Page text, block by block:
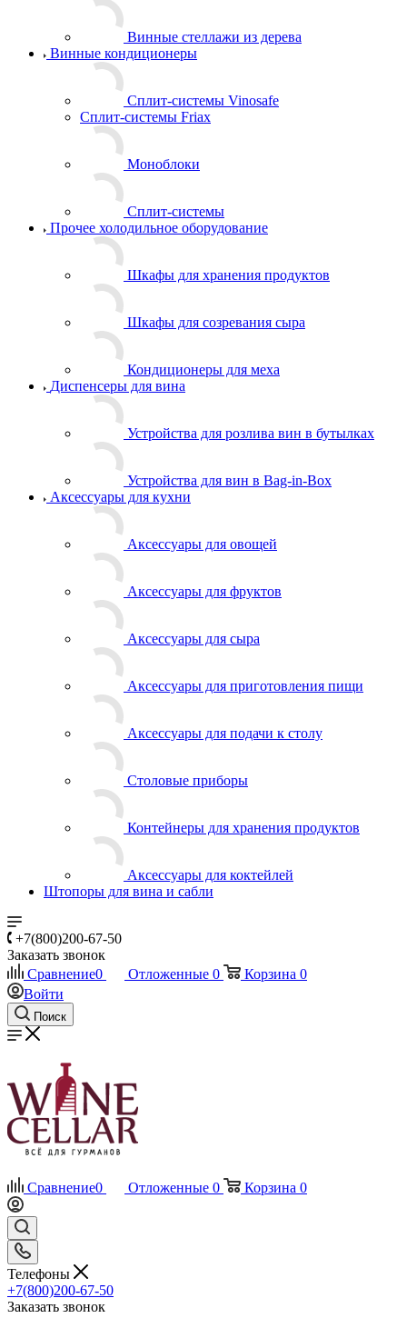
Винные стеллажи из дерева
Винные кондиционеры
Сплит-системы Vinosafe
Сплит-системы Friax
Моноблоки
Сплит-системы
Прочее холодильное оборудование
Шкафы для хранения продуктов
Шкафы для созревания сыра
Кондиционеры для меха
Диспенсеры для вина
Устройства для розлива вин в бутылках
Устройства для вин в Bag-in-Box
Аксессуары для кухни
Аксессуары для овощей
Аксессуары для фруктов
Аксессуары для сыра
Аксессуары для приготовления пищи
Аксессуары для подачи к столу
Столовые приборы
Контейнеры для хранения продуктов
Аксессуары для коктейлей
Штопоры для вина и сабли
+7(800)200-67-50
Заказать звонок
Сравнение0 Отложенные 0 Корзина 0
Войти
Поиск
Сравнение0 Отложенные 0 Корзина 0
Телефоны
+7(800)200-67-50
Заказать звонок